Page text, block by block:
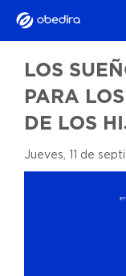
LOS
PARA
DE LOS
Jueves, 11 de